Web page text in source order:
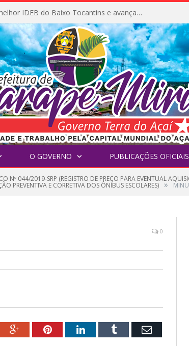
Igarapé-Miri conquista o melhor IDEB do Baixo Tocantins e avança na qualidade da educação pública
O GOVERNO PUBLICAÇÕES OFICIAIS
Nº 044/2019-SRP (REGISTRO DE PREÇO PARA EVENTUAL
PREVENTIVA E CORRETIVA DOS ÔNIBUS ESCOLARES) »
0
Google+PinterestLinkedInTumblr Email